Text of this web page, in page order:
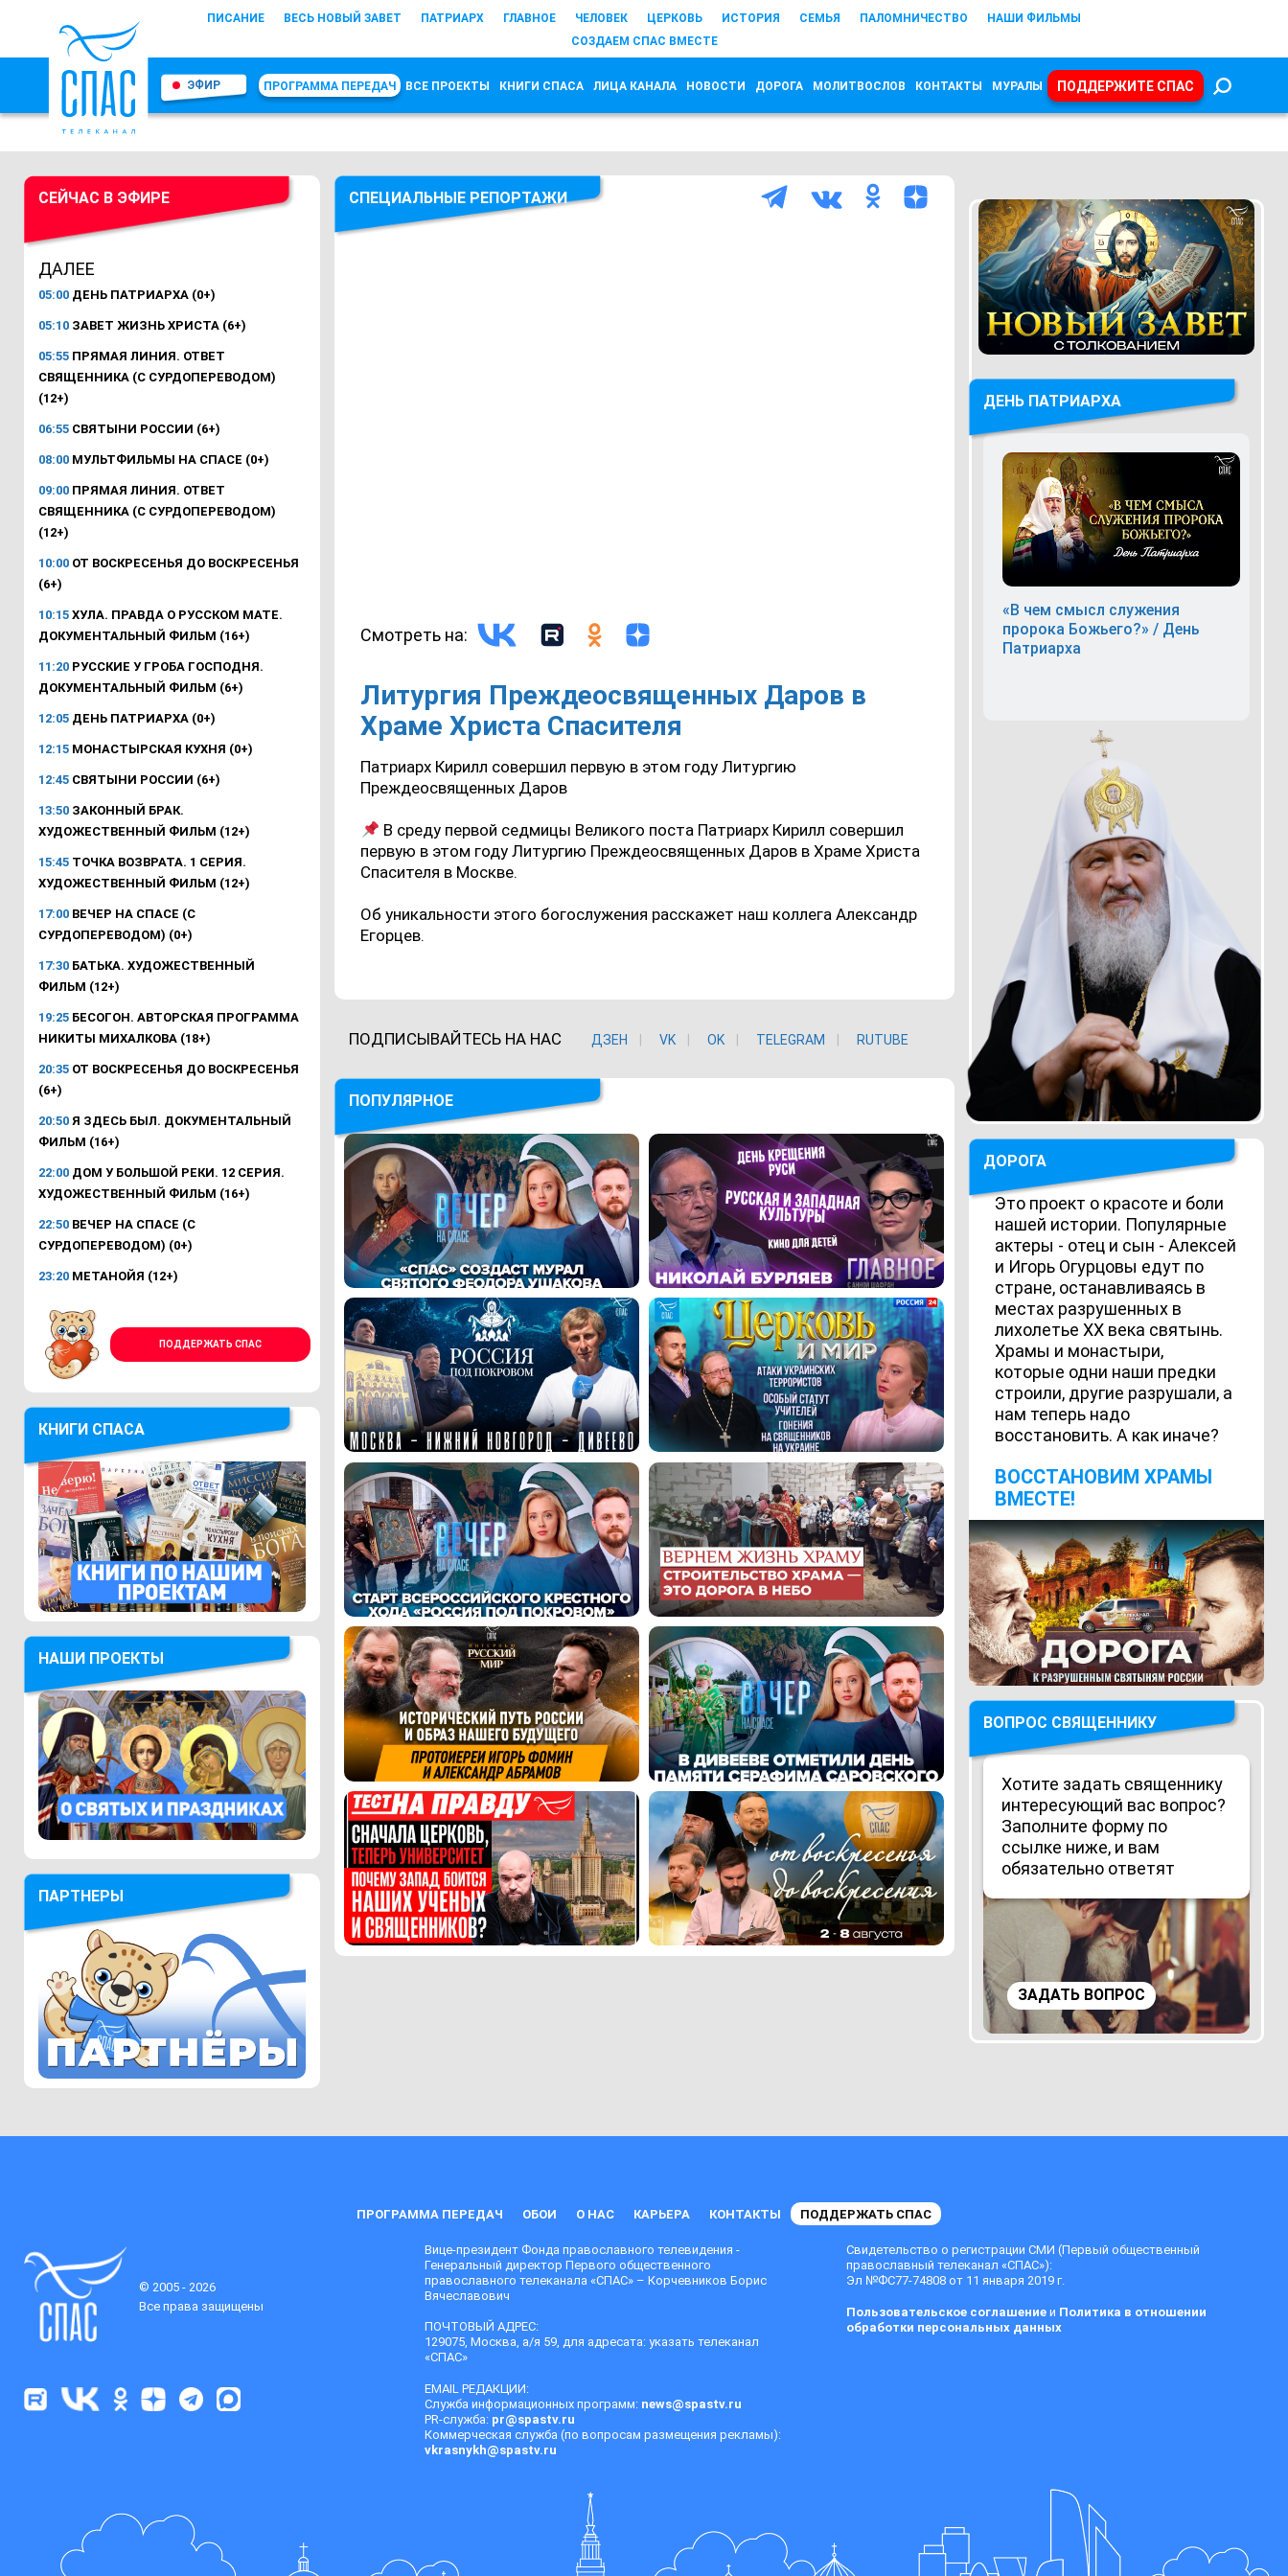
ПИСАНИЕ ВЕСЬ НОВЫЙ ЗАВЕТ ПАТРИАРХ ГЛАВНОЕ ЧЕЛОВЕК ЦЕРКОВЬ ИСТОРИЯ СЕМЬЯ ПАЛОМНИЧЕСТВО
НАШИ ФИЛЬМЫ
СОЗДАЕМ СПАС ВМЕСТЕ
ЭФИР ПРОГРАММА ПЕРЕДАЧ ВСЕ ПРОЕКТЫ КНИГИ СПАСА ЛИЦА КАНАЛА НОВОСТИ ДОРОГА МОЛИТВОСЛОВ КОНТАКТЫ МУРАЛЫ ПОДДЕРЖИТЕ СПАС
СЕЙЧАС В ЭФИРЕ
ДАЛЕЕ
05:00 ДЕНЬ ПАТРИАРХА (0+)
05:10 ЗАВЕТ ЖИЗНЬ ХРИСТА (6+)
05:55 ПРЯМАЯ ЛИНИЯ. ОТВЕТ
СВЯЩЕННИКА (С СУРДОПЕРЕВОДОМ)
(12+)
06:55 СВЯТЫНИ РОССИИ (6+)
08:00 МУЛЬТФИЛЬМЫ НА СПАСЕ (0+)
09:00 ПРЯМАЯ ЛИНИЯ. ОТВЕТ
СВЯЩЕННИКА (С СУРДОПЕРЕВОДОМ)
(12+)
10:00 ОТ ВОСКРЕСЕНЬЯ ДО ВОСКРЕСЕНЬЯ
(6+)
10:15 ХУЛА. ПРАВДА О РУССКОМ МАТЕ.
ДОКУМЕНТАЛЬНЫЙ ФИЛЬМ (16+)
11:20 РУССКИЕ У ГРОБА ГОСПОДНЯ.
ДОКУМЕНТАЛЬНЫЙ ФИЛЬМ (6+)
12:05 ДЕНЬ ПАТРИАРХА (0+)
12:15 МОНАСТЫРСКАЯ КУХНЯ (0+)
12:45 СВЯТЫНИ РОССИИ (6+)
13:50 ЗАКОННЫЙ БРАК.
ХУДОЖЕСТВЕННЫЙ ФИЛЬМ (12+)
15:45 ТОЧКА ВОЗВРАТА. 1 СЕРИЯ.
ХУДОЖЕСТВЕННЫЙ ФИЛЬМ (12+)
17:00 ВЕЧЕР НА СПАСЕ (С
СУРДОПЕРЕВОДОМ) (0+)
17:30 БАТЬКА. ХУДОЖЕСТВЕННЫЙ
ФИЛЬМ (12+)
19:25 БЕСОГОН. АВТОРСКАЯ ПРОГРАММА
НИКИТЫ МИХАЛКОВА (18+)
20:35 ОТ ВОСКРЕСЕНЬЯ ДО ВОСКРЕСЕНЬЯ
(6+)
20:50 Я ЗДЕСЬ БЫЛ. ДОКУМЕНТАЛЬНЫЙ
ФИЛЬМ (16+)
22:00 ДОМ У БОЛЬШОЙ РЕКИ. 12 СЕРИЯ.
ХУДОЖЕСТВЕННЫЙ ФИЛЬМ (16+)
22:50 ВЕЧЕР НА СПАСЕ (С
СУРДОПЕРЕВОДОМ) (0+)
23:20 МЕТАНОЙЯ (12+)
ПОДДЕРЖАТЬ СПАС
КНИГИ СПАСА
НАШИ ПРОЕКТЫ
ПАРТНЕРЫ
СПЕЦИАЛЬНЫЕ РЕПОРТАЖИ
Смотреть на:
Литургия Преждеосвященных Даров в
Храме Христа Спасителя
Патриарх Кирилл совершил первую в этом году Литургию
Преждеосвященных Даров
В среду первой седмицы Великого поста Патриарх Кирилл совершил
первую в этом году Литургию Преждеосвященных Даров в Храме Христа
Спасителя в Москве.
Об уникальности этого богослужения расскажет наш коллега Александр
Егорцев.
ПОДПИСЫВАЙТЕСЬ НА НАС ДЗЕН VK ОK TELEGRAM RUTUBE
ПОПУЛЯРНОЕ
ДЕНЬ ПАТРИАРХА
«В чем смысл служения
пророка Божьего?» / День
Патриарха
ДОРОГА
Это проект о красоте и боли
нашей истории. Популярные
актеры - отец и сын - Алексей
и Игорь Огурцовы едут по
стране, останавливаясь в
местах разрушенных в
лихолетье ХХ века святынь.
Храмы и монастыри,
которые одни наши предки
строили, другие разрушали, а
нам теперь надо
восстановить. А как иначе?
ВОCСТАНОВИМ ХРАМЫ
ВМЕСТЕ!
ВОПРОС СВЯЩЕННИКУ
Хотите задать священнику
интересующий вас вопрос?
Заполните форму по
ссылке ниже, и вам
обязательно ответят
ЗАДАТЬ ВОПРОС
ПРОГРАММА ПЕРЕДАЧ ОБОИ О НАС КАРЬЕРА КОНТАКТЫ ПОДДЕРЖАТЬ СПАС
© 2005 - 2026
Все права защищены
Вице-президент Фонда православного телевидения -
Генеральный директор Первого общественного
православного телеканала «СПАС» – Корчевников Борис
Вячеславович
ПОЧТОВЫЙ АДРЕС:
129075, Москва, а/я 59, для адресата: указать телеканал
«СПАС»
EMAIL РЕДАКЦИИ:
Служба информационных программ: news@spastv.ru
PR-служба: pr@spastv.ru
Коммерческая служба (по вопросам размещения рекламы):
vkrasnykh@spastv.ru
Свидетельство о регистрации СМИ (Первый общественный
православный телеканал «СПАС»):
Эл №ФС77-74808 от 11 января 2019 г.
Пользовательское соглашениеи Политика в отношении
обработки персональных данных